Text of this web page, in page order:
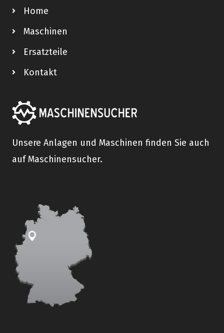
Home
Maschinen
Ersatzteile
Kontakt
Unsere Anlagen und Maschinen finden Sie auch
auf Maschinensucher.